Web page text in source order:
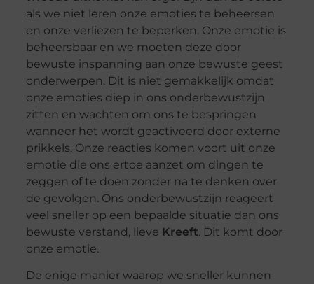
als we niet leren onze emoties te beheersen
en onze verliezen te beperken. Onze emotie is
beheersbaar en we moeten deze door
bewuste inspanning aan onze bewuste geest
onderwerpen. Dit is niet gemakkelijk omdat
onze emoties diep in ons onderbewustzijn
zitten en wachten om ons te bespringen
wanneer het wordt geactiveerd door externe
prikkels. Onze reacties komen voort uit onze
emotie die ons ertoe aanzet om dingen te
zeggen of te doen zonder na te denken over
de gevolgen. Ons onderbewustzijn reageert
veel sneller op een bepaalde situatie dan ons
bewuste verstand, lieve Kreeft. Dit komt door
onze emotie.
De enige manier waarop we sneller kunnen